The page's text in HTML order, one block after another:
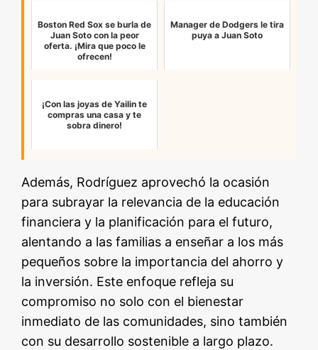
Boston Red Sox se burla de
Juan Soto con la peor
oferta. ¡Mira que poco le
ofrecen!
Manager de Dodgers le tira
puya a Juan Soto
¡Con las joyas de Yailin te
compras una casa y te
sobra dinero!
Además, Rodríguez aprovechó la ocasión
para subrayar la relevancia de la educación
financiera y la planificación para el futuro,
alentando a las familias a enseñar a los más
pequeños sobre la importancia del ahorro y
la inversión. Este enfoque refleja su
compromiso no solo con el bienestar
inmediato de las comunidades, sino también
con su desarrollo sostenible a largo plazo.